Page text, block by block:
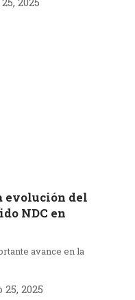
evolución del
NDC en
avance en la
2025